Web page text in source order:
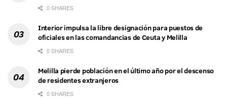
0 SHARES
Interior impulsa la libre designación para puestos de
oficiales en las comandancias de Ceuta y Melilla
0 SHARES
Melilla pierde población en el último año por el descenso
de residentes extranjeros
0 SHARES